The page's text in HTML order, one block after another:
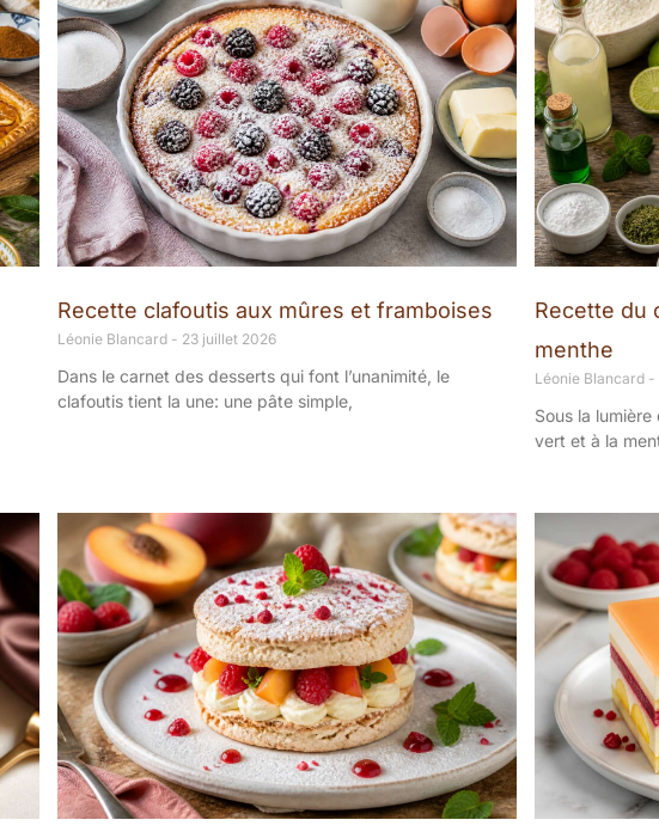
Recette clafoutis aux mûres et framboises
Léonie Blancard 23 juillet 2026
Dans le carnet des desserts qui font l’unanimité, le
clafoutis tient la une: une pâte simple,
Recette du
menthe
Léonie Blancard
Sous la
vert et à la